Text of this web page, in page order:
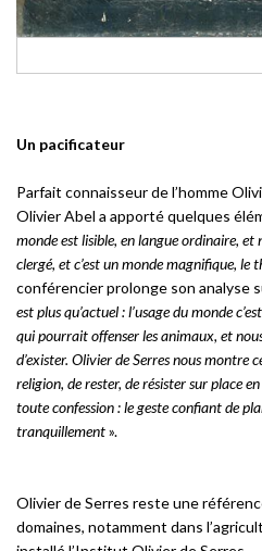
Un pacificateur
Parfait connaisseur de l’homme
Olivier Abel a apporté quelques
monde est lisible, en langue ordinaire, et
clergé, et c’est un monde magnifique, le
conférencier prolonge son analyse
est plus qu’actuel : l’usage du monde
qui pourrait offenser les animaux, et
d’exister. Olivier de Serres nous montre
religion, de rester, de résister sur place
toute confession : le geste confiant de
tranquillement».
Olivier de Serres reste une
domaines, notamment dans